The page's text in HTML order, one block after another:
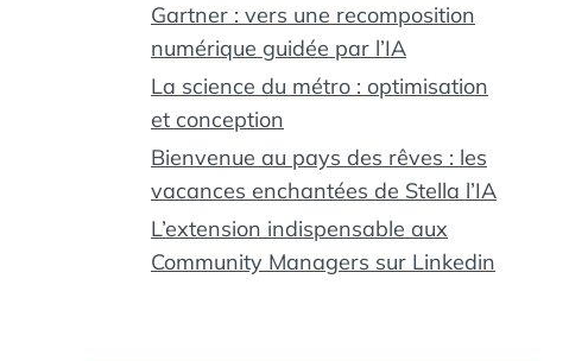
Gartner : vers une recomposition
numérique guidée par l’IA
La science du métro : optimisation
et conception
Bienvenue au pays des rêves : les
vacances enchantées de Stella l’IA
L’extension indispensable aux
Community Managers sur Linkedin